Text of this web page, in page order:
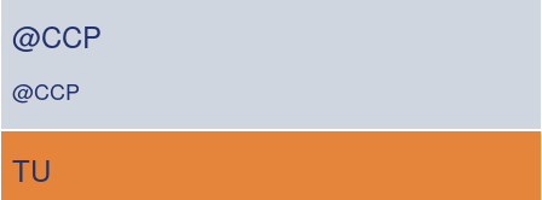
@CCP
@CCP
TU